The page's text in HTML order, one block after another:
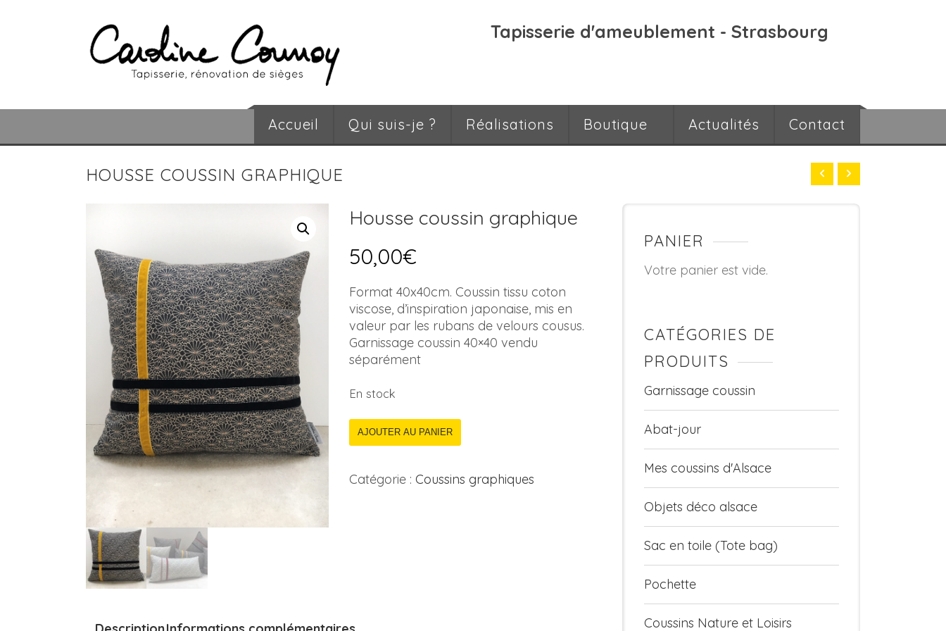
Tapisserie d'ameublement - Strasbourg
Accueil Qui suis-je ? Réalisations Boutique Actualités Contact
HOUSSE COUSSIN GRAPHIQUE
Housse coussin graphique
50,00€
Format 40x40cm. Coussin tissu coton
viscose, d’inspiration japonaise, mis en
valeur par les rubans de velours cousus.
Garnissage coussin 40×40 vendu
séparément
En stock
AJOUTER AU PANIER
Catégorie : Coussins graphiques
PANIER
Votre panier est vide.
CATÉGORIES DE
PRODUITS
Garnissage coussin
Abat-jour
Mes coussins d'Alsace
Objets déco alsace
Sac en toile (Tote bag)
Pochette
Coussins Nature et Loisirs